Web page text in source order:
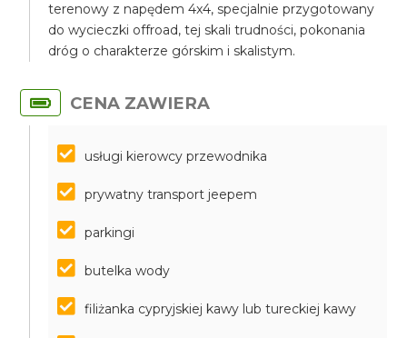
terenowy z napędem 4x4, specjalnie przygotowany
do wycieczki offroad, tej skali trudności, pokonania
dróg o charakterze górskim i skalistym.
CENA ZAWIERA
usługi kierowcy przewodnika
prywatny transport jeepem
parkingi
butelka wody
filiżanka cypryjskiej kawy lub tureckiej kawy